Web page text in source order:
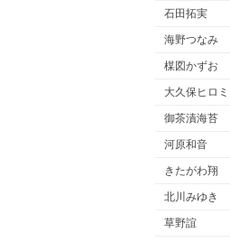
石田拓実
海野つなみ
楳図かずお
大久保ヒロミ
御茶漬海苔
河原和音
きたがわ翔
北川みゆき
草野誼